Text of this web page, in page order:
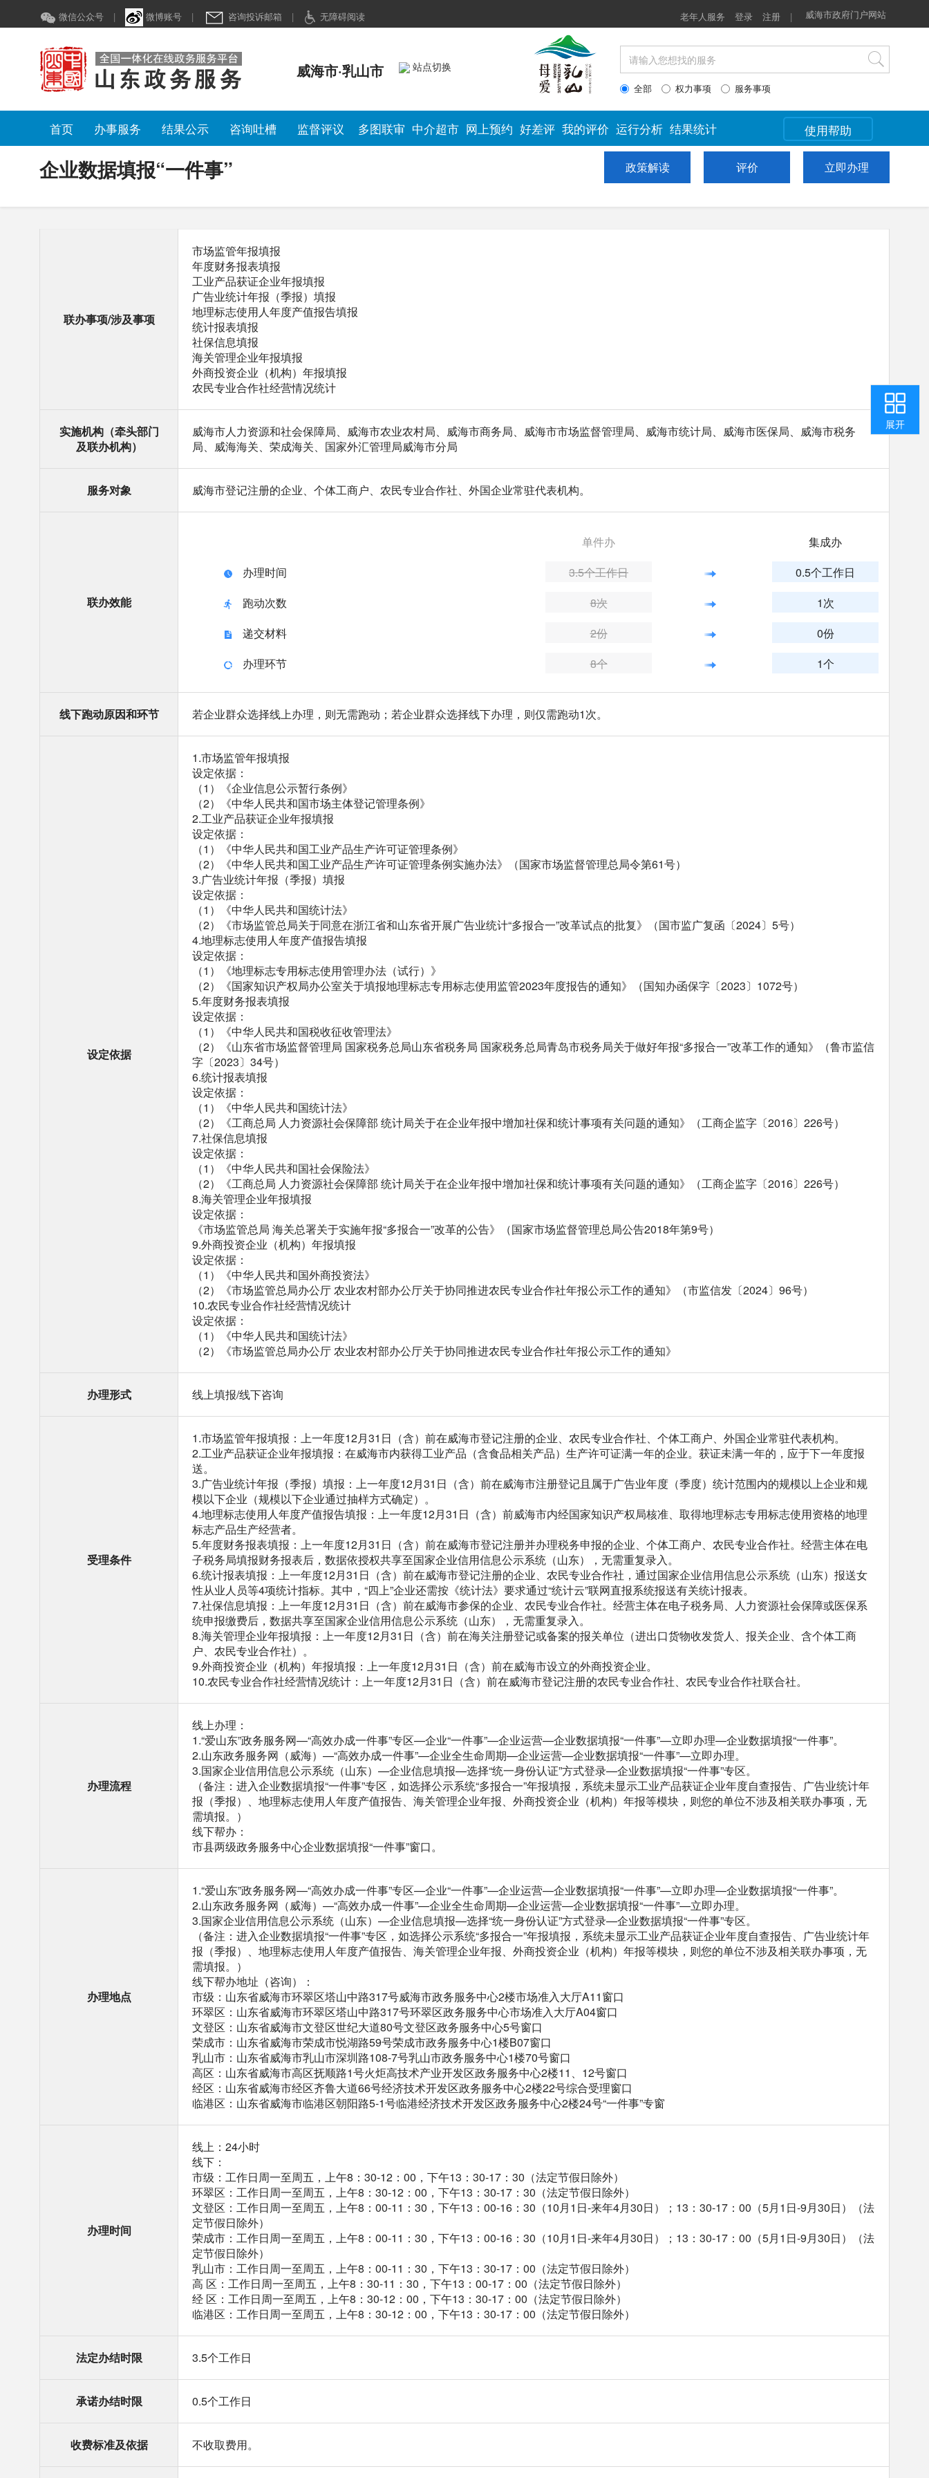
微信公众号 | 微博账号 | 咨询投诉邮箱 | 无障碍阅读 威海市政府门户网站
老年人服务 登录 注册 |
用户中心
咨询投诉
智能问答
我要纠错
返回顶部
收起
展开
威海市·乳山市 站点切换
全部 权力事项 服务事项
首页 办事服务 结果公示 咨询吐槽 监督评议 多图联审 中介超市 网上预约 好差评 我的评价 运行分析 结果统计 使用帮助
评价 立即办理
企业数据填报“一件事”
企业数据填报“一件事” 政策解读 评价 立即办理
联办事项/涉及事项
市场监管年报填报
年度财务报表填报
工业产品获证企业年报填报
广告业统计年报（季报）填报
地理标志使用人年度产值报告填报
统计报表填报
社保信息填报
海关管理企业年报填报
外商投资企业（机构）年报填报
农民专业合作社经营情况统计
实施机构（牵头部门
及联办机构）
威海市人力资源和社会保障局、威海市农业农村局、威海市商务局、威海市市场监督管理局、威海市统计局、威海市医保局、威海市税务
局、威海海关、荣成海关、国家外汇管理局威海市分局
服务对象 威海市登记注册的企业、个体工商户、农民专业合作社、外国企业常驻代表机构。
联办效能
单件办
集成办
办理时间
3.5个工作日
0.5个工作日
跑动次数
8次
1次
递交材料
2份
0份
办理环节
8个 1个
线下跑动原因和环节 若企业群众选择线上办理，则无需跑动；若企业群众选择线下办理，则仅需跑动1次。
设定依据
1.市场监管年报填报
设定依据：
（1）《企业信息公示暂行条例》
（2）《中华人民共和国市场主体登记管理条例》
2.工业产品获证企业年报填报
设定依据：
（1）《中华人民共和国工业产品生产许可证管理条例》
（2）《中华人民共和国工业产品生产许可证管理条例实施办法》（国家市场监督管理总局令第61号）
3.广告业统计年报（季报）填报
设定依据：
（1）《中华人民共和国统计法》
（2）《市场监管总局关于同意在浙江省和山东省开展广告业统计“多报合一”改革试点的批复》（国市监广复函〔2024〕5号）
4.地理标志使用人年度产值报告填报
设定依据：
（1）《地理标志专用标志使用管理办法（试行）》
（2）《国家知识产权局办公室关于填报地理标志专用标志使用监管2023年度报告的通知》（国知办函保字〔2023〕1072号）
5.年度财务报表填报
设定依据：
（1）《中华人民共和国税收征收管理法》
（2）《山东省市场监督管理局 国家税务总局山东省税务局 国家税务总局青岛市税务局关于做好年报“多报合一”改革工作的通知》（鲁市监信
字〔2023〕34号）
6.统计报表填报
设定依据：
（1）《中华人民共和国统计法》
（2）《工商总局 人力资源社会保障部 统计局关于在企业年报中增加社保和统计事项有关问题的通知》（工商企监字〔2016〕226号）
7.社保信息填报
设定依据：
（1）《中华人民共和国社会保险法》
（2）《工商总局 人力资源社会保障部 统计局关于在企业年报中增加社保和统计事项有关问题的通知》（工商企监字〔2016〕226号）
8.海关管理企业年报填报
设定依据：
《市场监管总局 海关总署关于实施年报“多报合一”改革的公告》（国家市场监督管理总局公告2018年第9号）
9.外商投资企业（机构）年报填报
设定依据：
（1）《中华人民共和国外商投资法》
（2）《市场监管总局办公厅 农业农村部办公厅关于协同推进农民专业合作社年报公示工作的通知》（市监信发〔2024〕96号）
10.农民专业合作社经营情况统计
设定依据：
（1）《中华人民共和国统计法》
（2）《市场监管总局办公厅 农业农村部办公厅关于协同推进农民专业合作社年报公示工作的通知》
办理形式 线上填报/线下咨询
受理条件
1.市场监管年报填报：上一年度12月31日（含）前在威海市登记注册的企业、农民专业合作社、个体工商户、外国企业常驻代表机构。
2.工业产品获证企业年报填报：在威海市内获得工业产品（含食品相关产品）生产许可证满一年的企业。获证未满一年的，应于下一年度报
送。
3.广告业统计年报（季报）填报：上一年度12月31日（含）前在威海市注册登记且属于广告业年度（季度）统计范围内的规模以上企业和规
模以下企业（规模以下企业通过抽样方式确定）。
4.地理标志使用人年度产值报告填报：上一年度12月31日（含）前威海市内经国家知识产权局核准、取得地理标志专用标志使用资格的地理
标志产品生产经营者。
5.年度财务报表填报：上一年度12月31日（含）前在威海市登记注册并办理税务申报的企业、个体工商户、农民专业合作社。经营主体在电
子税务局填报财务报表后，数据依授权共享至国家企业信用信息公示系统（山东），无需重复录入。
6.统计报表填报：上一年度12月31日（含）前在威海市登记注册的企业、农民专业合作社，通过国家企业信用信息公示系统（山东）报送女
性从业人员等4项统计指标。其中，“四上”企业还需按《统计法》要求通过“统计云”联网直报系统报送有关统计报表。
7.社保信息填报：上一年度12月31日（含）前在威海市参保的企业、农民专业合作社。经营主体在电子税务局、人力资源社会保障或医保系
统申报缴费后，数据共享至国家企业信用信息公示系统（山东），无需重复录入。
8.海关管理企业年报填报：上一年度12月31日（含）前在海关注册登记或备案的报关单位（进出口货物收发货人、报关企业、含个体工商
户、农民专业合作社）。
9.外商投资企业（机构）年报填报：上一年度12月31日（含）前在威海市设立的外商投资企业。
10.农民专业合作社经营情况统计：上一年度12月31日（含）前在威海市登记注册的农民专业合作社、农民专业合作社联合社。
办理流程
线上办理：
1.“爱山东”政务服务网—“高效办成一件事”专区—企业“一件事”—企业运营—企业数据填报“一件事”—立即办理—企业数据填报“一件事”。
2.山东政务服务网（威海）—“高效办成一件事”—企业全生命周期—企业运营—企业数据填报“一件事”—立即办理。
3.国家企业信用信息公示系统（山东）—企业信息填报—选择“统一身份认证”方式登录—企业数据填报“一件事”专区。
（备注：进入企业数据填报“一件事”专区，如选择公示系统“多报合一”年报填报，系统未显示工业产品获证企业年度自查报告、广告业统计年
报（季报）、地理标志使用人年度产值报告、海关管理企业年报、外商投资企业（机构）年报等模块，则您的单位不涉及相关联办事项，无
需填报。）
线下帮办：
市县两级政务服务中心企业数据填报“一件事”窗口。
办理地点
1.“爱山东”政务服务网—“高效办成一件事”专区—企业“一件事”—企业运营—企业数据填报“一件事”—立即办理—企业数据填报“一件事”。
2.山东政务服务网（威海）—“高效办成一件事”—企业全生命周期—企业运营—企业数据填报“一件事”—立即办理。
3.国家企业信用信息公示系统（山东）—企业信息填报—选择“统一身份认证”方式登录—企业数据填报“一件事”专区。
（备注：进入企业数据填报“一件事”专区，如选择公示系统“多报合一”年报填报，系统未显示工业产品获证企业年度自查报告、广告业统计年
报（季报）、地理标志使用人年度产值报告、海关管理企业年报、外商投资企业（机构）年报等模块，则您的单位不涉及相关联办事项，无
需填报。）
线下帮办地址（咨询）：
市级：山东省威海市环翠区塔山中路317号威海市政务服务中心2楼市场准入大厅A11窗口
环翠区：山东省威海市环翠区塔山中路317号环翠区政务服务中心市场准入大厅A04窗口
文登区：山东省威海市文登区世纪大道80号文登区政务服务中心5号窗口
荣成市：山东省威海市荣成市悦湖路59号荣成市政务服务中心1楼B07窗口
乳山市：山东省威海市乳山市深圳路108-7号乳山市政务服务中心1楼70号窗口
高区：山东省威海市高区抚顺路1号火炬高技术产业开发区政务服务中心2楼11、12号窗口
经区：山东省威海市经区齐鲁大道66号经济技术开发区政务服务中心2楼22号综合受理窗口
临港区：山东省威海市临港区朝阳路5-1号临港经济技术开发区政务服务中心2楼24号“一件事”专窗
办理时间
线上：24小时
线下：
市级：工作日周一至周五，上午8：30-12：00，下午13：30-17：30（法定节假日除外）
环翠区：工作日周一至周五，上午8：30-12：00，下午13：30-17：30（法定节假日除外）
文登区：工作日周一至周五，上午8：00-11：30，下午13：00-16：30（10月1日-来年4月30日）；13：30-17：00（5月1日-9月30日）（法
定节假日除外）
荣成市：工作日周一至周五，上午8：00-11：30，下午13：00-16：30（10月1日-来年4月30日）；13：30-17：00（5月1日-9月30日）（法
定节假日除外）
乳山市：工作日周一至周五，上午8：00-11：30，下午13：30-17：00（法定节假日除外）
高 区：工作日周一至周五，上午8：30-11：30，下午13：00-17：00（法定节假日除外）
经 区：工作日周一至周五，上午8：30-12：00，下午13：30-17：00（法定节假日除外）
临港区：工作日周一至周五，上午8：30-12：00，下午13：30-17：00（法定节假日除外）
法定办结时限 3.5个工作日
承诺办结时限 0.5个工作日
收费标准及依据 不收取费用。